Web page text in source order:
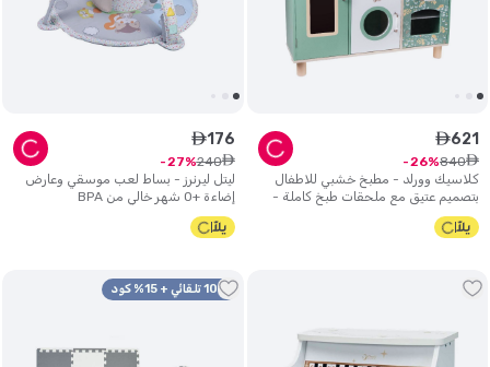
كلاسيك وورلد - مطبخ خشبي للاطفال
بتصميم عتيق مع ملحقات طبخ كاملة -
أخضر
ê621
ê
840
26
ليتل ليرنرز - بساط لعب موسقي وعارض
إضاءة +0 شهر خالي من BPA
ê176
ê
240
27
10% تلقائي + 15% كود